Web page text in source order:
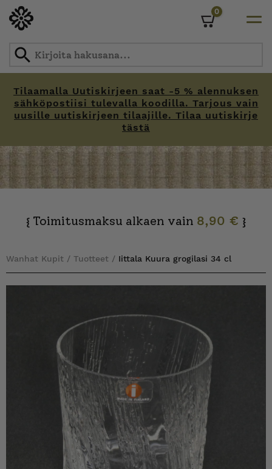
Tilaamalla Uutiskirjeen saat -5 % alennuksen
sähköpostiisi tulevalla koodilla. Tarjous vain
uusille uutiskirjeen tilaajille. Tilaa uutiskirje
tästä
0
{ Toimitusmaksu alkaen vain 8,90 € }
Wanhat Kupit / Tuotteet / Iittala Kuura grogilasi 34 cl